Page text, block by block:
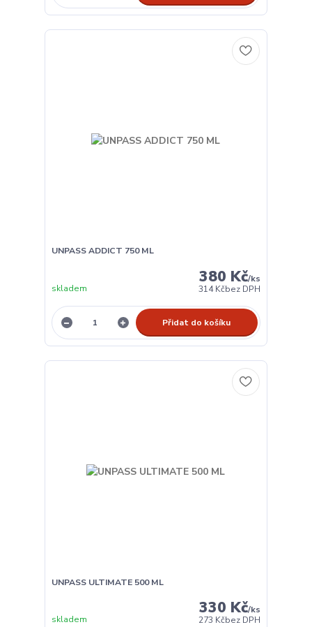
UNPASS ADDICT 750 ML
380 Kč/ks
314 Kčbez DPH
skladem
Přidat do košíku
UNPASS ULTIMATE 500 ML
330 Kč/ks
273 Kčbez DPH
skladem